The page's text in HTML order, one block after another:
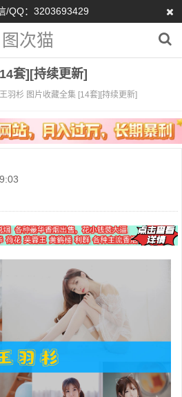
/QQ：3203693429
图次猫
套][持续更新]
王羽杉 图片收藏全集 [14套][持续更新]